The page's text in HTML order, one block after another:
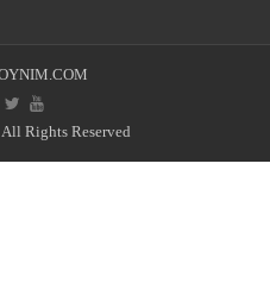
Rights Reserved